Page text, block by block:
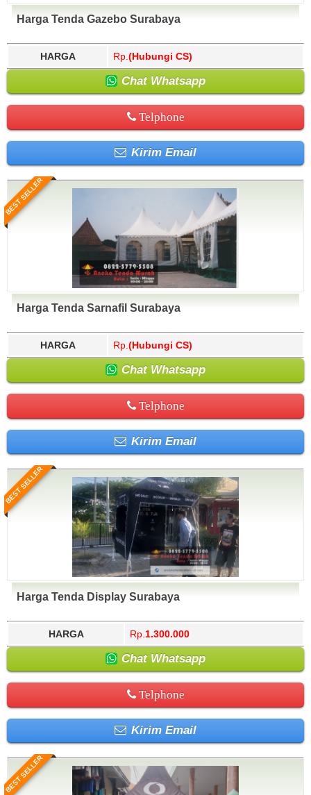
Harga Tenda Gazebo Surabaya
HARGA Rp. (Hubungi CS)
Chat Whatsapp
Telphone
Kirim Email
BEST SELLER
Harga Tenda Sarnafil Surabaya
HARGA Rp. (Hubungi CS)
Chat Whatsapp
Telphone
Kirim Email
BEST SELLER
Harga Tenda Display Surabaya
HARGA Rp. 1.300.000
Chat Whatsapp
Telphone
Kirim Email
BEST SELLER